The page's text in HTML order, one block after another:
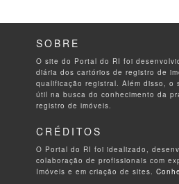
SOBRE
O site do Portal do RI foi
diária dos cartórios de registro de
qualificação registral. Além disso, o
útil na busca do conhecimento da
registro de imóveis.
CRÉDITOS
O Portal do RI foi idealizado,
colaboração de profissionais com
Imóveis e em criação de sites.